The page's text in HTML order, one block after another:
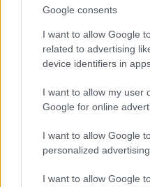
Google consents
I want to allow Google
related to advertising
device identifiers in
I want to allow my user
Google for online
I want to allow Google
personalized advertising.
I want to allow Google
TITKOK: ITT A
NYOMÁBAN